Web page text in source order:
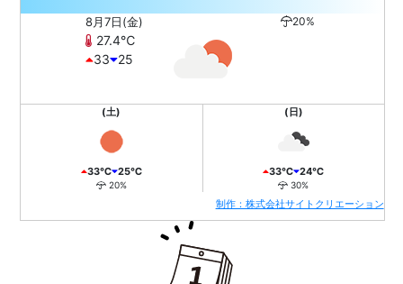
8月7日(金)
27.4℃
33
25
20%
(土)
33℃ 25℃
20%
(日)
33℃ 24℃
30%
制作：株式会社サイトクリエーション